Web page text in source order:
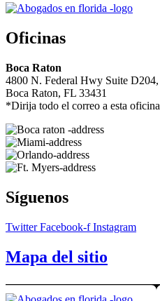
Oficinas
Boca Raton
4800 N. Federal Hwy Suite D204,
Boca Raton, FL 33431
*Dirija todo el correo a esta oficina
Síguenos
Twitter Facebook-f Instagram
Mapa del sitio